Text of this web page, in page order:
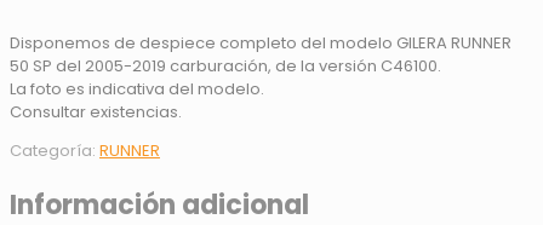
Disponemos de despiece completo del modelo GILERA RUNNER
50 SP del 2005-2019 carburación, de la versión C46100.
La foto es indicativa del modelo.
Consultar existencias.
Categoría: RUNNER
Información adicional